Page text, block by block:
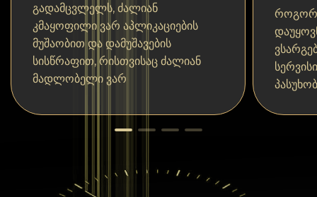
გადამცვლელს, ძალიან
კმაყოფილი ვარ აპლიკაციების
მუშაობით და დამუშავების
სისწრაფით, რისთვისაც ძალიან
მადლობელი ვარ